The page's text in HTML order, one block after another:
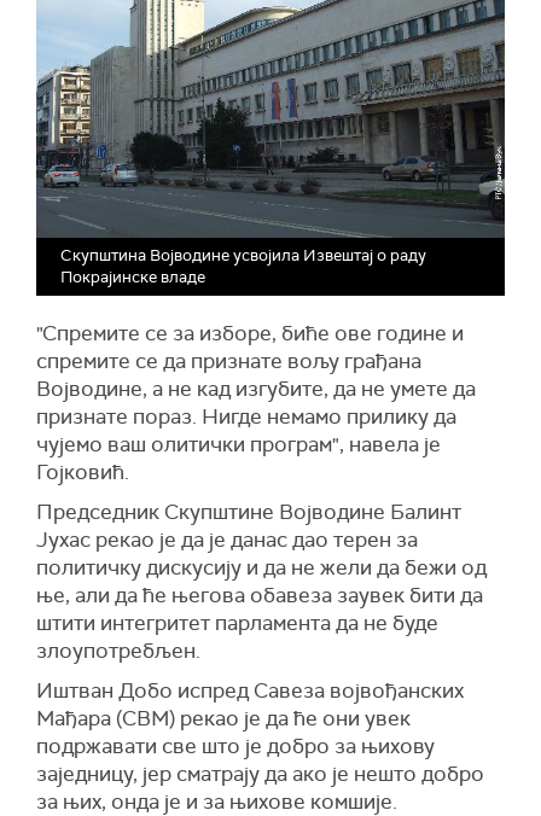
Скупштина Војводине усвојила Извештај о раду
Покрајинске владе
"Спремите се за изборе, биће ове године и
спремите се да признате вољу грађана
Војводине, а не кад изгубите, да не умете да
признате пораз. Нигде немамо прилику да
чујемо ваш олитички програм", навела је
Гојковић.
Председник Скупштине Војводине Балинт
Јухас рекао је да је данас дао терен за
политичку дискусију и да не жели да бежи од
ње, али да ће његова обавеза заувек бити да
штити интегритет парламента да не буде
злоупотребљен.
Иштван Добо испред Савеза војвођанских
Мађара (СВМ) рекао је да ће они увек
подржавати све што је добро за њихову
заједницу, јер сматрају да ако је нешто добро
за њих, онда је и за њихове комшије.